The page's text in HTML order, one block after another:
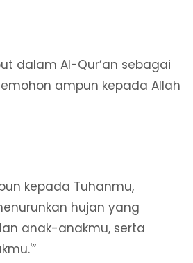
dalam Al-Qur’an sebagai
ampun kepada Allah
kepada Tuhanmu,
hujan yang
anak-anakmu, serta